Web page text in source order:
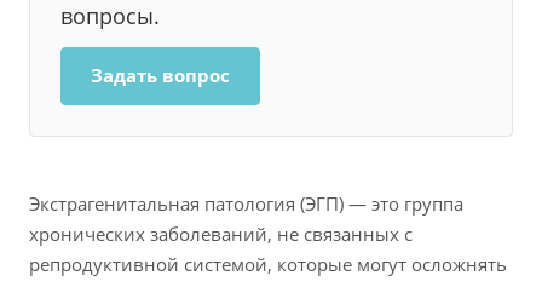
вопросы.
Задать вопрос
Экстрагенитальная патология (ЭГП) — это группа
хронических заболеваний, не связанных с
репродуктивной системой, которые могут осложнять